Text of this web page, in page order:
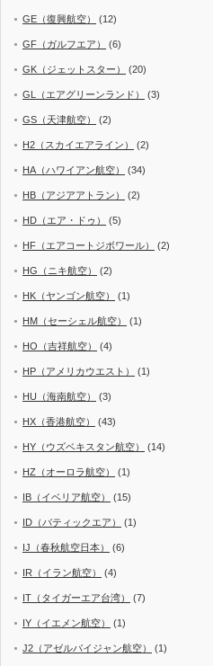
GE（復興航空） (12)
GF（ガルフエア） (6)
GK（ジェットスター） (20)
GL（エアグリーンランド） (3)
GS（天津航空） (2)
H2（スカイエアライン） (2)
HA（ハワイアン航空） (34)
HB（アジアアトラン） (2)
HD（エア・ドゥ） (5)
HF（エアコートジボワール） (2)
HG（ニキ航空） (2)
HK（ヤンゴン航空） (1)
HM（セーシェル航空） (1)
HO（吉祥航空） (4)
HP（アメリカウエスト） (1)
HU（海南航空） (3)
HX（香港航空） (43)
HY（ウズベキスタン航空） (14)
HZ（オーロラ航空） (1)
IB（イベリア航空） (15)
ID（バティックエア） (1)
IJ（春秋航空日本） (6)
IR（イラン航空） (4)
IT（タイガーエア台湾） (7)
IY（イエメン航空） (1)
J2（アゼルバイジャン航空） (1)